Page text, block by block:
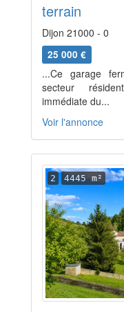
terrain
Dijon 21000 - 0
25 000 €
...Ce garage
secteur
immédiate du...
Voir l'annonce
2 4445 m²